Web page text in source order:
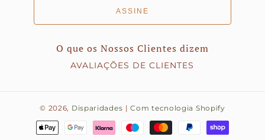
ASSINE
O que os Nossos Clientes dizem
AVALIAÇÕES DE CLIENTES
© 2026, Disparidades |Com tecnologia Shopify
Métodos